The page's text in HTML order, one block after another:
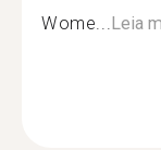
Wome...Leia